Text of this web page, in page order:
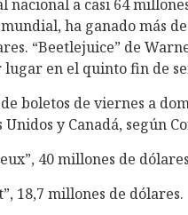
nacional a casi 64
ha ganado más
“Beetlejuice” de
en el quinto fin de
boletos de viernes a
Unidos y Canadá, según
40 millones de
18,7 millones de dólares.